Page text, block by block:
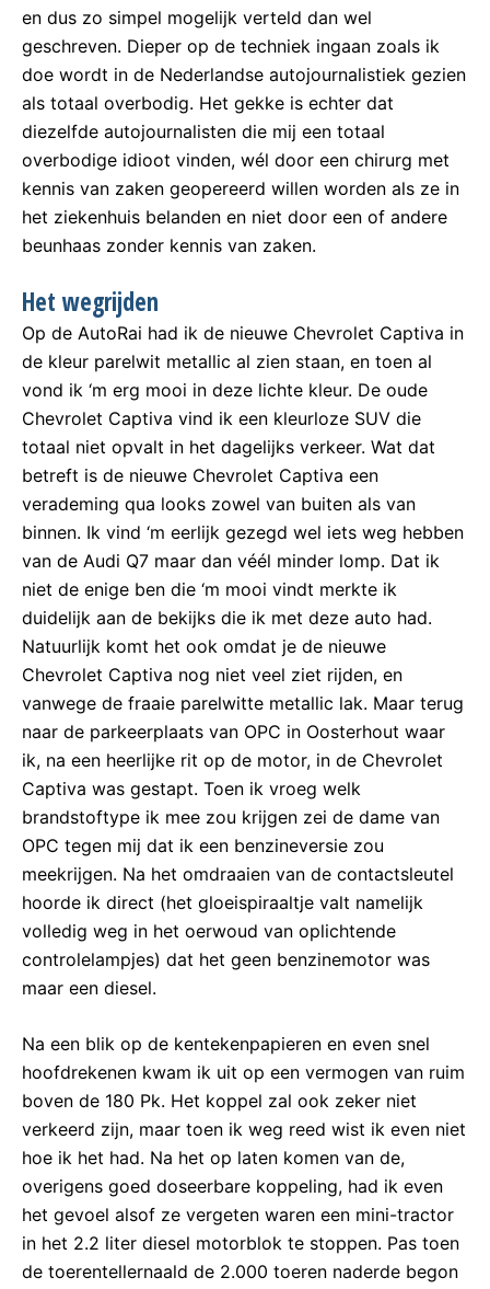
en dus zo simpel mogelijk verteld dan wel
geschreven. Dieper op de techniek ingaan zoals ik
doe wordt in de Nederlandse autojournalistiek gezien
als totaal overbodig. Het gekke is echter dat
diezelfde autojournalisten die mij een totaal
overbodige idioot vinden, wél door een chirurg met
kennis van zaken geopereerd willen worden als ze in
het ziekenhuis belanden en niet door een of andere
beunhaas zonder kennis van zaken.
Het wegrijden
Op de AutoRai had ik de nieuwe Chevrolet Captiva in
de kleur parelwit metallic al zien staan, en toen al
vond ik ‘m erg mooi in deze lichte kleur. De oude
Chevrolet Captiva vind ik een kleurloze SUV die
totaal niet opvalt in het dagelijks verkeer. Wat dat
betreft is de nieuwe Chevrolet Captiva een
verademing qua looks zowel van buiten als van
binnen. Ik vind ‘m eerlijk gezegd wel iets weg hebben
van de Audi Q7 maar dan véél minder lomp. Dat ik
niet de enige ben die ‘m mooi vindt merkte ik
duidelijk aan de bekijks die ik met deze auto had.
Natuurlijk komt het ook omdat je de nieuwe
Chevrolet Captiva nog niet veel ziet rijden, en
vanwege de fraaie parelwitte metallic lak. Maar terug
naar de parkeerplaats van OPC in Oosterhout waar
ik, na een heerlijke rit op de motor, in de Chevrolet
Captiva was gestapt. Toen ik vroeg welk
brandstoftype ik mee zou krijgen zei de dame van
OPC tegen mij dat ik een benzineversie zou
meekrijgen. Na het omdraaien van de contactsleutel
hoorde ik direct (het gloeispiraaltje valt namelijk
volledig weg in het oerwoud van oplichtende
controlelampjes) dat het geen benzinemotor was
maar een diesel.
Na een blik op de kentekenpapieren en even snel
hoofdrekenen kwam ik uit op een vermogen van ruim
boven de 180 Pk. Het koppel zal ook zeker niet
verkeerd zijn, maar toen ik weg reed wist ik even niet
hoe ik het had. Na het op laten komen van de,
overigens goed doseerbare koppeling, had ik even
het gevoel alsof ze vergeten waren een mini-tractor
in het 2.2 liter diesel motorblok te stoppen. Pas toen
de toerentellernaald de 2.000 toeren naderde begon